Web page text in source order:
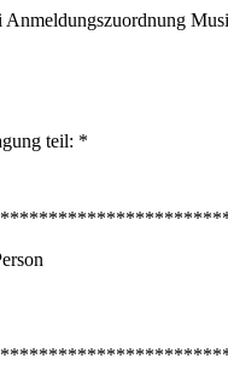
Anmeldungszuordnung
teil: *